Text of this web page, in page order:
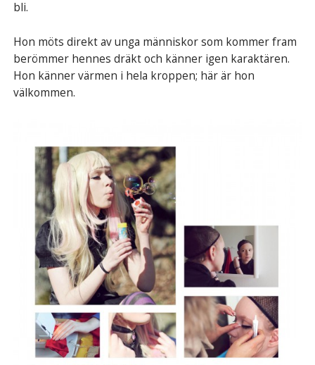
bli.
Hon möts direkt av unga människor som kommer fram
berömmer hennes dräkt och känner igen karaktären.
Hon känner värmen i hela kroppen; här är hon
välkommen.